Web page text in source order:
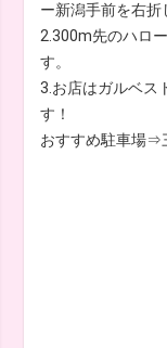
ー新潟手前を右折
2.300m先のハロ
す。
3.お店はガルベス
す！
おすすめ駐車場⇒